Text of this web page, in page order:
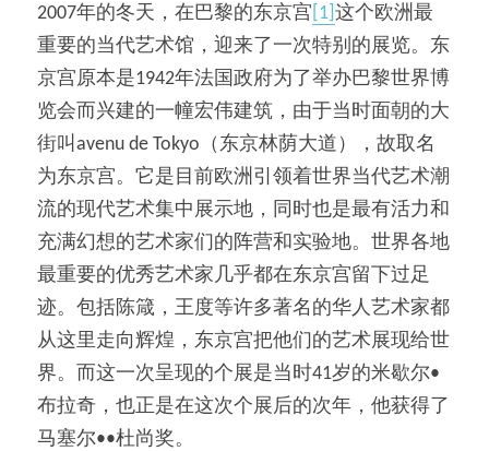
2007年的冬天，在巴黎的东京宫 [1] 这个欧洲最
重要的当代艺术馆，迎来了一次特别的展览。东
京宫原本是1942年法国政府为了举办巴黎世界博
览会而兴建的一幢宏伟建筑，由于当时面朝的大
街叫avenu de Tokyo（东京林荫大道），故取名
为东京宫。它是目前欧洲引领着世界当代艺术潮
流的现代艺术集中展示地，同时也是最有活力和
充满幻想的艺术家们的阵营和实验地。世界各地
最重要的优秀艺术家几乎都在东京宫留下过足
迹。包括陈箴，王度等许多著名的华人艺术家都
从这里走向辉煌，东京宫把他们的艺术展现给世
界。而这一次呈现的个展是当时41岁的米歇尔•
布拉奇，也正是在这次个展后的次年，他获得了
马塞尔••杜尚奖。